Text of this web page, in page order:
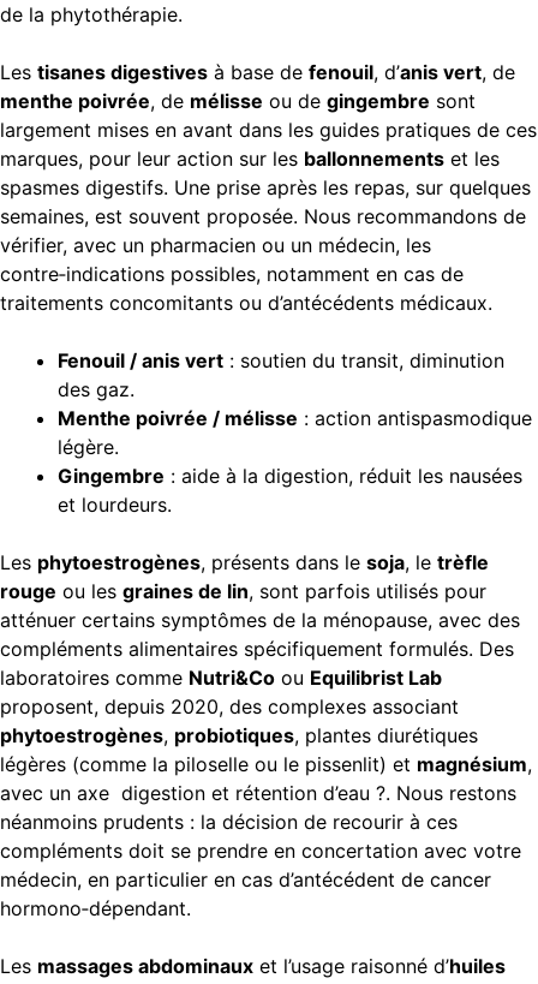
de la phytothérapie.
Les tisanes digestives à base de fenouil, d’anis vert, de
menthe poivrée, de mélisse ou de gingembre sont
largement mises en avant dans les guides pratiques de ces
marques, pour leur action sur les ballonnements et les
spasmes digestifs. Une prise après les repas, sur quelques
semaines, est souvent proposée. Nous recommandons de
vérifier, avec un pharmacien ou un médecin, les
contre‑indications possibles, notamment en cas de
traitements concomitants ou d’antécédents médicaux.
Fenouil / anis vert : soutien du transit, diminution
des gaz.
Menthe poivrée / mélisse : action antispasmodique
légère.
Gingembre : aide à la digestion, réduit les nausées
et lourdeurs.
Les phytoestrogènes, présents dans le soja, le trèfle
rouge ou les graines de lin, sont parfois utilisés pour
atténuer certains symptômes de la ménopause, avec des
compléments alimentaires spécifiquement formulés. Des
laboratoires comme Nutri&Co ou Equilibrist Lab
proposent, depuis 2020, des complexes associant
phytoestrogènes, probiotiques, plantes diurétiques
légères (comme la piloselle ou le pissenlit) et magnésium,
avec un axe digestion et rétention d’eau ?. Nous restons
néanmoins prudents : la décision de recourir à ces
compléments doit se prendre en concertation avec votre
médecin, en particulier en cas d’antécédent de cancer
hormono‑dépendant.
Les massages abdominaux et l’usage raisonné d’huiles